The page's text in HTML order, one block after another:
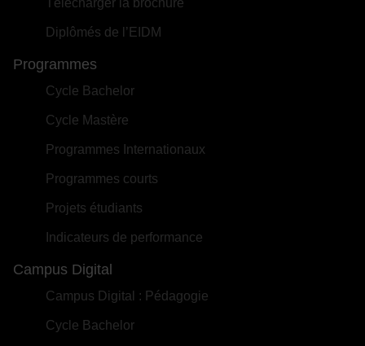
Diplômés de l’EIDM
Programmes
Cycle Bachelor
Cycle Mastère
Programmes Internationaux
Programmes courts
Projets étudiants
Indicateurs de performance
Campus Digital
Campus Digital : Pédagogie
Cycle Bachelor